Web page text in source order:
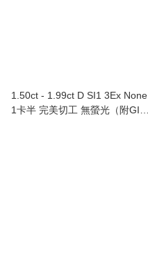
1.50ct - 1.99ct D SI1 3Ex None
1卡半 完美切工 無螢光（附GIA